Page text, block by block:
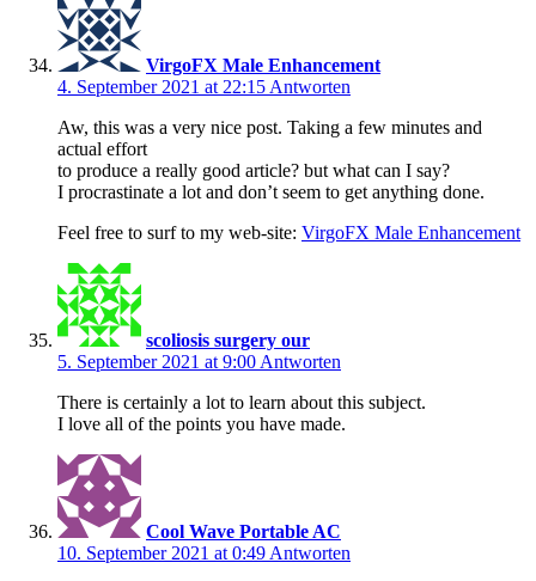
VirgoFX Male Enhancement
4. September 2021 at 22:15 Antworten
Aw, this was a very nice post. Taking a few minutes and
actual effort
to produce a really good article? but what can I say?
I procrastinate a lot and don’t seem to get anything done.
Feel free to surf to my web-site: VirgoFX Male Enhancement
scoliosis surgery our
5. September 2021 at 9:00 Antworten
There is certainly a lot to learn about this subject.
I love all of the points you have made.
Cool Wave Portable AC
10. September 2021 at 0:49 Antworten